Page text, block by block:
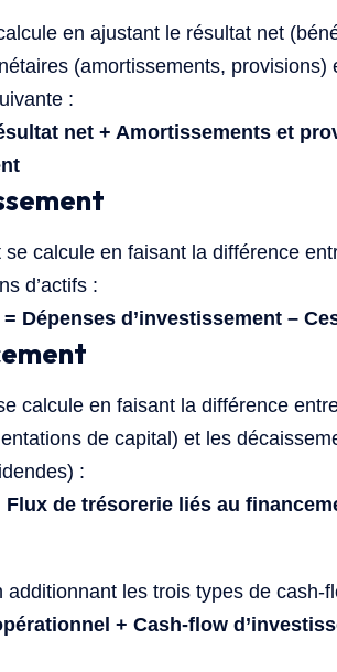
en ajustant le résultat net
(amortissements, provisions)
:
net + Amortissements et
se calcule en faisant la différence
d’actifs :
Dépenses d’investissement –
calcule en faisant la différence
de capital) et les
:
de trésorerie liés au
les trois types de cash-
+ Cash-flow